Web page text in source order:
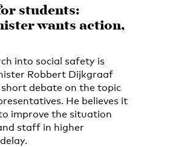
students:
wants action,
into social safety is
Robbert Dijkgraaf
debate on the topic
He believes it
improve the situation
staff in higher